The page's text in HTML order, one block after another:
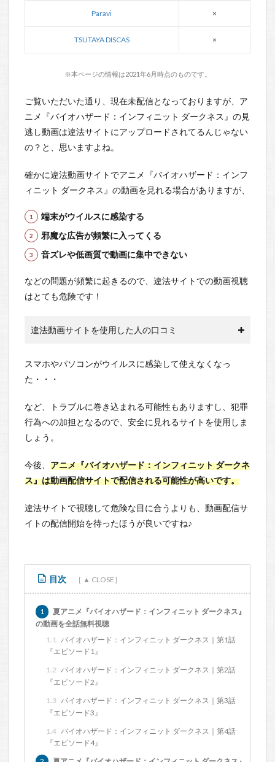
Paravi ×
TSUTAYA DISCAS ×
※本ページの情報は2021年6月時点のものです。
ご覧いただいた通り、現在未配信となっておりますが、ア
ニメ『バイオハザード：インフィニット ダークネス』の見
逃し動画は違法サイトにアップロードされてるんじゃない
の？と、思いますよね。
確かに違法動画サイトでアニメ『バイオハザード：インフ
ィニット ダークネス』の動画を見れる場合がありますが、
端末がウイルスに感染する
邪魔な広告が頻繁に入ってくる
音ズレや低画質で動画に集中できない
などの問題が頻繁に起きるので、違法サイトでの動画視聴
はとても危険です！
違法動画サイトを使用した人の口コミ
スマホやパソコンがウイルスに感染して使えなくなっ
た・・・
など、トラブルに巻き込まれる可能性もありますし、犯罪
行為への加担となるので、安全に見れるサイトを使用しま
しょう。
今後、 アニメ『バイオハザード：インフィニット ダークネ
ス』は動画配信サイトで配信される可能性が高いです。
違法サイトで視聴して危険な目に合うよりも、動画配信サ
イトの配信開始を待ったほうが良いですね♪
目次
1
夏アニメ『バイオハザード：インフィニット ダークネス』
の動画を全話無料視聴
1.1
バイオハザード：インフィニット ダークネス｜第1話
『エピソード1』
1.2 バイオハザード：インフィニット ダークネス｜第2話
『エピソード2』
1.3 バイオハザード：インフィニット ダークネス｜第3話
『エピソード3』
1.4 バイオハザード：インフィニット ダークネス｜第4話
『エピソード4』